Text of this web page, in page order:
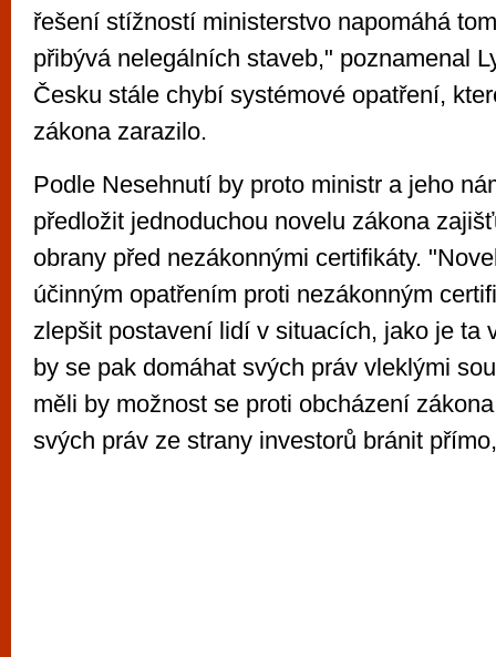
řešení stížností ministerstvo napomáhá
přibývá nelegálních staveb," poznamenal
Česku stále chybí systémové opatření,
zákona zarazilo.
Podle Nesehnutí by proto ministr a jeho
předložit jednoduchou novelu zákona
obrany před nezákonnými certifikáty.
účinným opatřením proti nezákonným
zlepšit postavení lidí v situacích, jako je ta
by se pak domáhat svých práv vleklými
měli by možnost se proti obcházení
svých práv ze strany investorů bránit